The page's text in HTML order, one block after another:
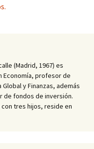
(Madrid, 1967) es
Economía, profesor de
Global y Finanzas, además
de fondos de inversión.
con tres hijos, reside en